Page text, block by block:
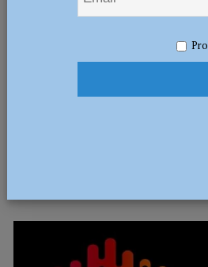
nido, Tagliaferri (FdI): “Verificare subito la